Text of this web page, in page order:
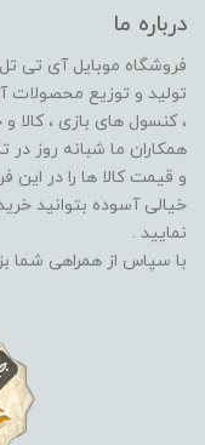
درباره ما
، کنسول های بازی ، کالا
همکاران ما شبانه روز در
و قیمت کالا ها را در این
خیالی آسوده بتوانید
نمایید .
با سپاس از همراهی شما